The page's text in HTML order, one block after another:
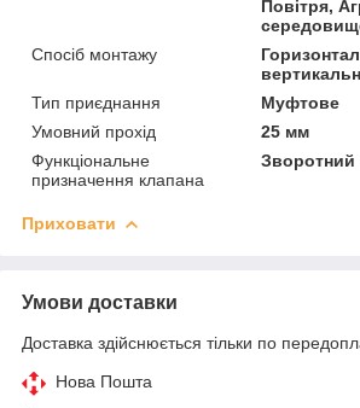
Повітря,
Спосіб монтажу
Тип приєднання
Муфтове
Умовний прохід
25 мм
Функціональне
призначення клапана
Зворотний
Приховати
Умови доставки
Доставка здійснюється тільки по
Нова Пошта